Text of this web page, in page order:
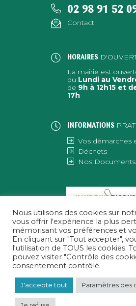
02 98 91 52
Contact
HORAIRES
La mairie est
du Lundi au
de 9h à 12h15 et
17h
INFORMATIONS
Vos démarches
Déchets
Nos Documents
Nous utilisons des cookies sur
vous offrir l'expérience la plus
mémorisant vos préférences et
En cliquant sur "Tout accepter",
l'utilisation de TOUS les cookies.
pouvez visiter "Contrôle des
consentement contrôlé.
J'accepte tout Paramètres des